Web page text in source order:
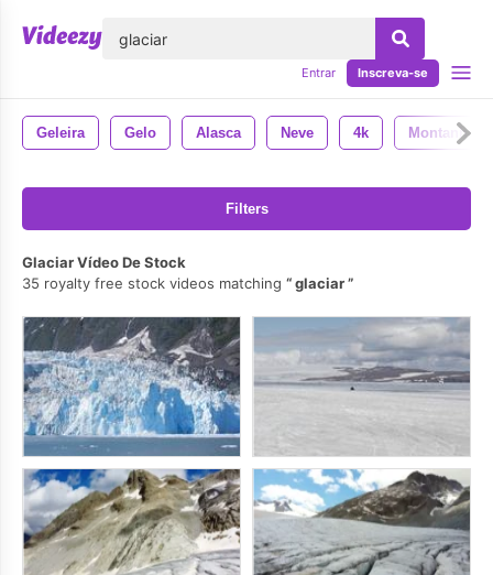
Entrar Inscreva-se
Geleira Gelo Alasca Neve 4k Montanha
Filters
Glaciar Vídeo De Stock
35 royalty free stock videos matching
glaciar